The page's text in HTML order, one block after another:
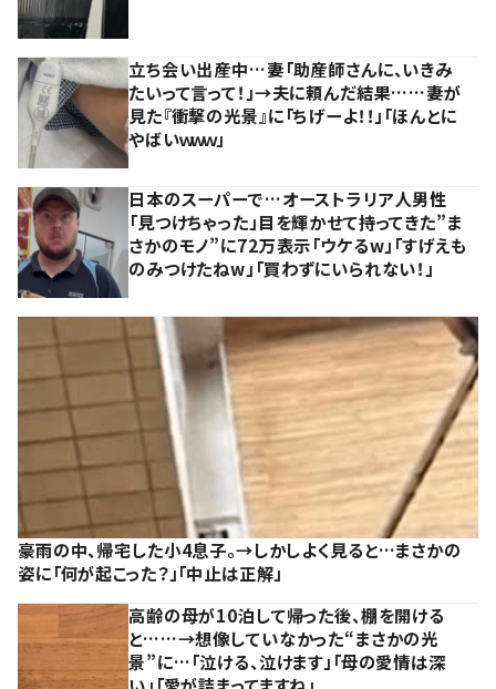
立ち会い出産中…妻「助産師さんに、いきみ
たいって言って！」→夫に頼んだ結果……妻が
見た『衝撃の光景』に「ちげーよ！！」「ほんとに
やばいｗｗｗ」
日本のスーパーで…オーストラリア人男性
「見つけちゃった」目を輝かせて持ってきた”ま
さかのモノ”に72万表示「ウケるw」「すげえも
のみつけたねw」「買わずにいられない！」
豪雨の中、帰宅した小4息子。→しかしよく見ると…まさかの
姿に「何が起こった？」「中止は正解」
高齢の母が10泊して帰った後、棚を開ける
と……→想像していなかった“まさかの光
景”に…「泣ける、泣けます」「母の愛情は深